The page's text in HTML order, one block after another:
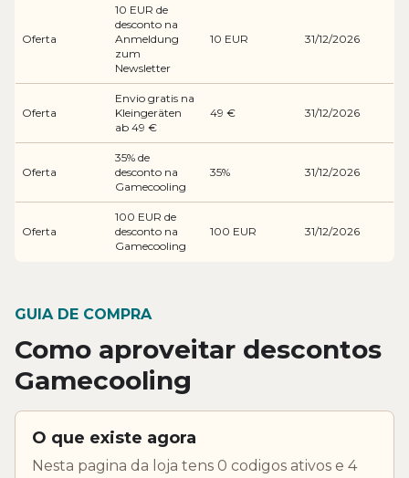
Oferta
10 EUR de
desconto na
Anmeldung
zum
Newsletter
10 EUR 31/12/2026
Oferta
Envio gratis na
Kleingeräten
ab 49 €
49 € 31/12/2026
Oferta
35% de
desconto na
Gamecooling
35% 31/12/2026
Oferta
100 EUR de
desconto na
Gamecooling
100 EUR 31/12/2026
GUIA DE COMPRA
Como aproveitar descontos
Gamecooling
O que existe agora
Nesta pagina da loja tens 0 codigos ativos e 4